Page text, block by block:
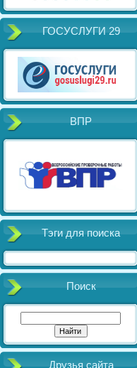
ГОСУСЛУГИ 29
ВПР
Тэги для поиска
Поиск
Друзья сайта